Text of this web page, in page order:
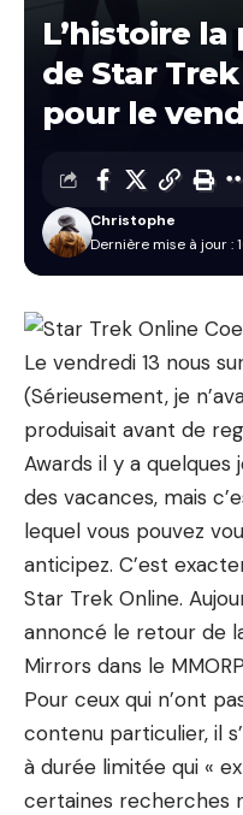
L’histoire
de Star
pour le
Dernière mise à jour :
Christophe
Le vendredi 13 nous
(Sérieusement, je
produisait avant de
Awards il y a quelques
des vacances, mais
lequel vous pouvez
anticipez. C’est
Star Trek Online.
annoncé le retour de
Mirrors dans le
Pour ceux qui n’ont
contenu particulier, il
à durée limitée qui «
certaines recherches